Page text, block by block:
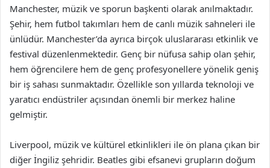
Manchester, müzik ve sporun başkenti olarak anılmaktadır.
Şehir, hem futbol takımları hem de canlı müzik sahneleri ile
ünlüdür. Manchester’da ayrıca birçok uluslararası etkinlik ve
festival düzenlenmektedir. Genç bir nüfusa sahip olan şehir,
hem öğrencilere hem de genç profesyonellere yönelik geniş
bir iş sahası sunmaktadır. Özellikle son yıllarda teknoloji ve
yaratıcı endüstriler açısından önemli bir merkez haline
gelmiştir.
Liverpool, müzik ve kültürel etkinlikleri ile ön plana çıkan bir
diğer İngiliz şehridir. Beatles gibi efsanevi grupların doğum